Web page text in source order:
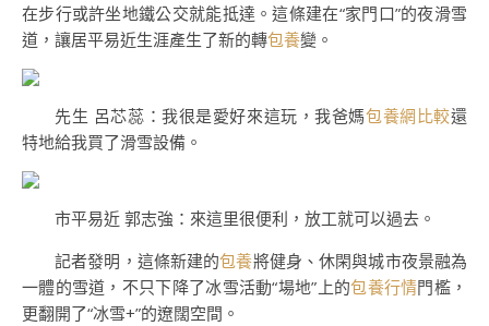
在步行或許坐地鐵公交就能抵達。這條建在“家門口”的夜滑雪
道，讓居平易近生涯產生了新的轉包養變。
先生 呂芯蕊：我很是愛好來這玩，我爸媽包養網比較還
特地給我買了滑雪設備。
市平易近 郭志強：來這里很便利，放工就可以過去。
記者發明，這條新建的包養將健身、休閑與城市夜景融為
一體的雪道，不只下降了冰雪活動“場地”上的包養行情門檻，
更翻開了“冰雪+”的遼闊空間。